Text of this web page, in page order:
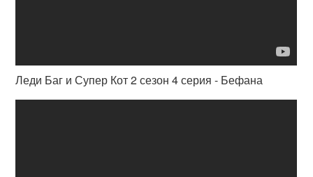
Леди Баг и Супер Кот 2 сезон 4 серия - Бефана